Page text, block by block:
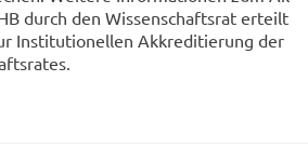
durch den Wis­sen­schafts­rat er­teilt
In­sti­tu­tio­nel­len Ak­kre­di­tie­rung der